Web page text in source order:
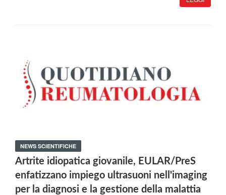
NEWS SCIENTIFICHE
Artrite idiopatica giovanile, EULAR/PreS
enfatizzano impiego ultrasuoni nell'imaging
per la diagnosi e la gestione della malattia